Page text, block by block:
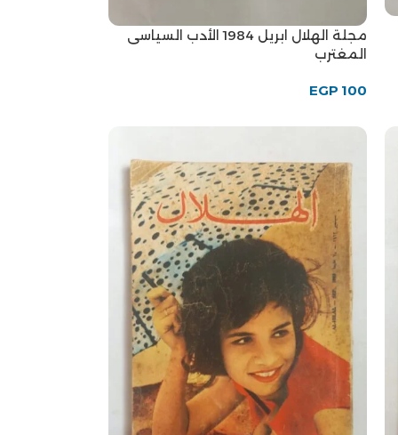
مجلة الهلال ابريل 1984 الأدب السياسى
المغترب
EGP 100